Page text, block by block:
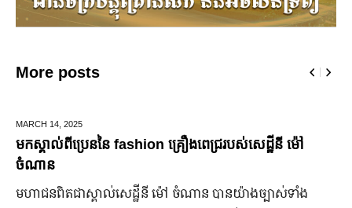
More posts
14,2025
ល់ពីប្រេននៃ​ fashion គ្រឿងពេជ្ររបស់សេដ្ឋីនី ម៉ៅ
ពិតជា​ស្គាល់​សេដ្ឋី​នី ម៉ៅ ចំណាន បាន​យ៉ាង​ច្បាស់​ទាំង​